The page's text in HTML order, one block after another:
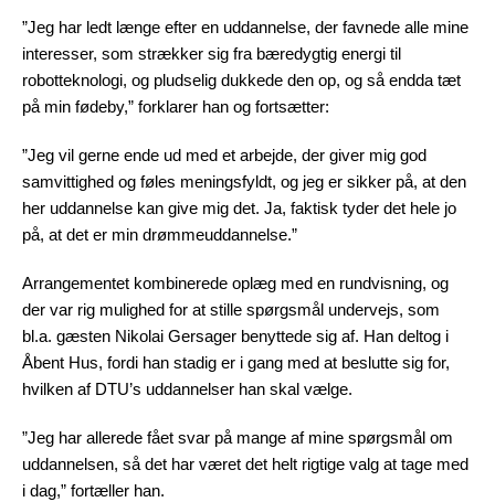
”Jeg har ledt længe efter en uddannelse, der favnede alle mine
interesser, som strækker sig fra bæredygtig energi til
robotteknologi, og pludselig dukkede den op, og så endda tæt
på min fødeby,” forklarer han og fortsætter:
”Jeg vil gerne ende ud med et arbejde, der giver mig god
samvittighed og føles meningsfyldt, og jeg er sikker på, at den
her uddannelse kan give mig det. Ja, faktisk tyder det hele jo
på, at det er min drømmeuddannelse.”
Arrangementet kombinerede oplæg med en rundvisning, og
der var rig mulighed for at stille spørgsmål undervejs, som
bl.a. gæsten Nikolai Gersager benyttede sig af. Han deltog i
Åbent Hus, fordi han stadig er i gang med at beslutte sig for,
hvilken af DTU’s uddannelser han skal vælge.
”Jeg har allerede fået svar på mange af mine spørgsmål om
uddannelsen, så det har været det helt rigtige valg at tage med
i dag,” fortæller han.